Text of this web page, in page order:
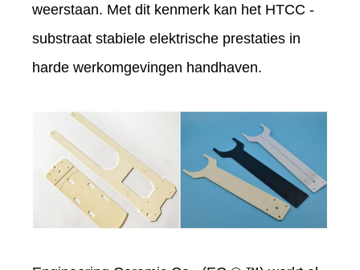
weerstaan. Met dit kenmerk kan het HTCC -
substraat stabiele elektrische prestaties in
harde werkomgevingen handhaven.